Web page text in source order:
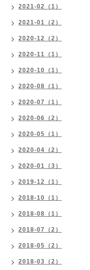
2021-02（1）
2021-01（2）
2020-12（2）
2020-11（1）
2020-10（1）
2020-08（1）
2020-07（1）
2020-06（2）
2020-05（1）
2020-04（2）
2020-01（3）
2019-12（1）
2018-10（1）
2018-08（1）
2018-07（2）
2018-05（2）
2018-03（2）